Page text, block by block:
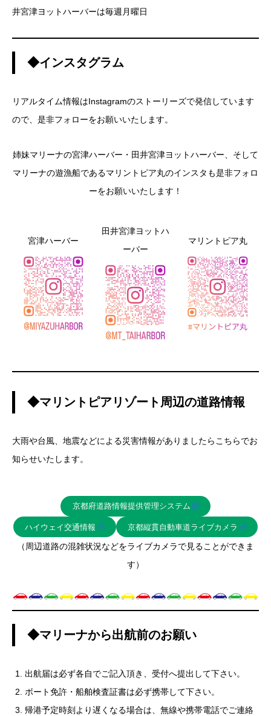
井宮津ヨットハーバーは毎週月曜日
◆インスタグラム
リアルタイム情報はInstagramのストーリーズで発信しています
ので、是非フォローをお願いいたします。
姉妹マリーナの宮津ハーバー・田井宮津ヨットハーバー、そして
マリーナの遊漁船であるマリントピア丸のインスタも是非フォロ
ーをお願いいたします！
宮津ハーバー
田井宮津ヨットハ
ーバー
マリントピア丸
◆マリントピアリゾート周辺の道路情報
大雨や台風、地震などによる災害情報がありましたらこちらでお
知らせいたします。
京都府道路情報提供管理システム
ハイウェイ交通情報 京都縦貫自動車道ライブカメラ
（周辺道路の混雑状況などをライブカメラで見ることができま
す）
◆マリーナから出航前のお願い
出航届は必ず各自でご記入頂き、受付へ提出して下さい。
ボート免許・船舶検査証書は必ず携帯して下さい。
帰港予定時刻より遅くなる場合は、無線や携帯電話でご連絡